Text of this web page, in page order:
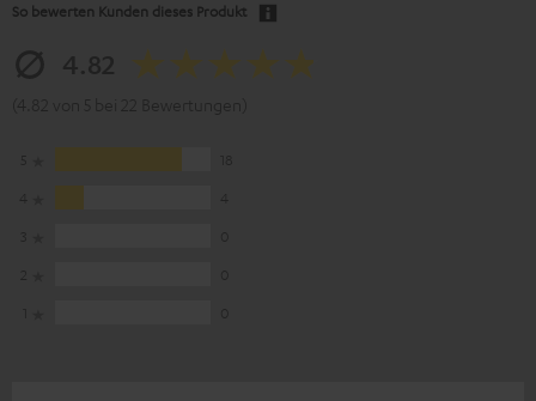
So bewerten Kunden dieses Produkt